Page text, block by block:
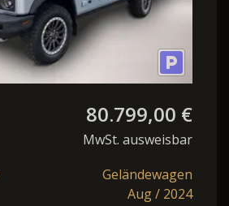
80.799,00 €
MwSt. ausweisbar
Geländewagen
Aug / 2024